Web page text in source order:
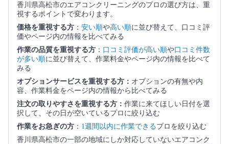
香川県高松市のエアコンクリーニングのプロの選び方は、重
視するポイントで変わります。
価格を重視する方 ： 安い順や高い順に並び替えて、口コミ評
価やページ内の情報を比べてみる
作業の品質を重視する方 ： 口コミ評価が高い順や口コミ件数
が多い順に並び替えて、作業料金やページ内の情報を比べて
みる
オプションサービスを重視する方： オプションの有無や内
容、作業料金をページ内の情報から比べてみる
注文の取りやすさを重視する方： 作業に来てほしい日付を選
択して、その日が空いているプロに絞り込む
作業をお急ぎの方 ： 1週間以内に作業できるプロを絞り込む
香川県高松市の一部の地域にしか対応していないエアコンク